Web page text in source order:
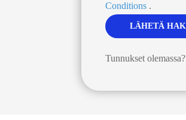
Conditions .
Tunnukset olemassa?